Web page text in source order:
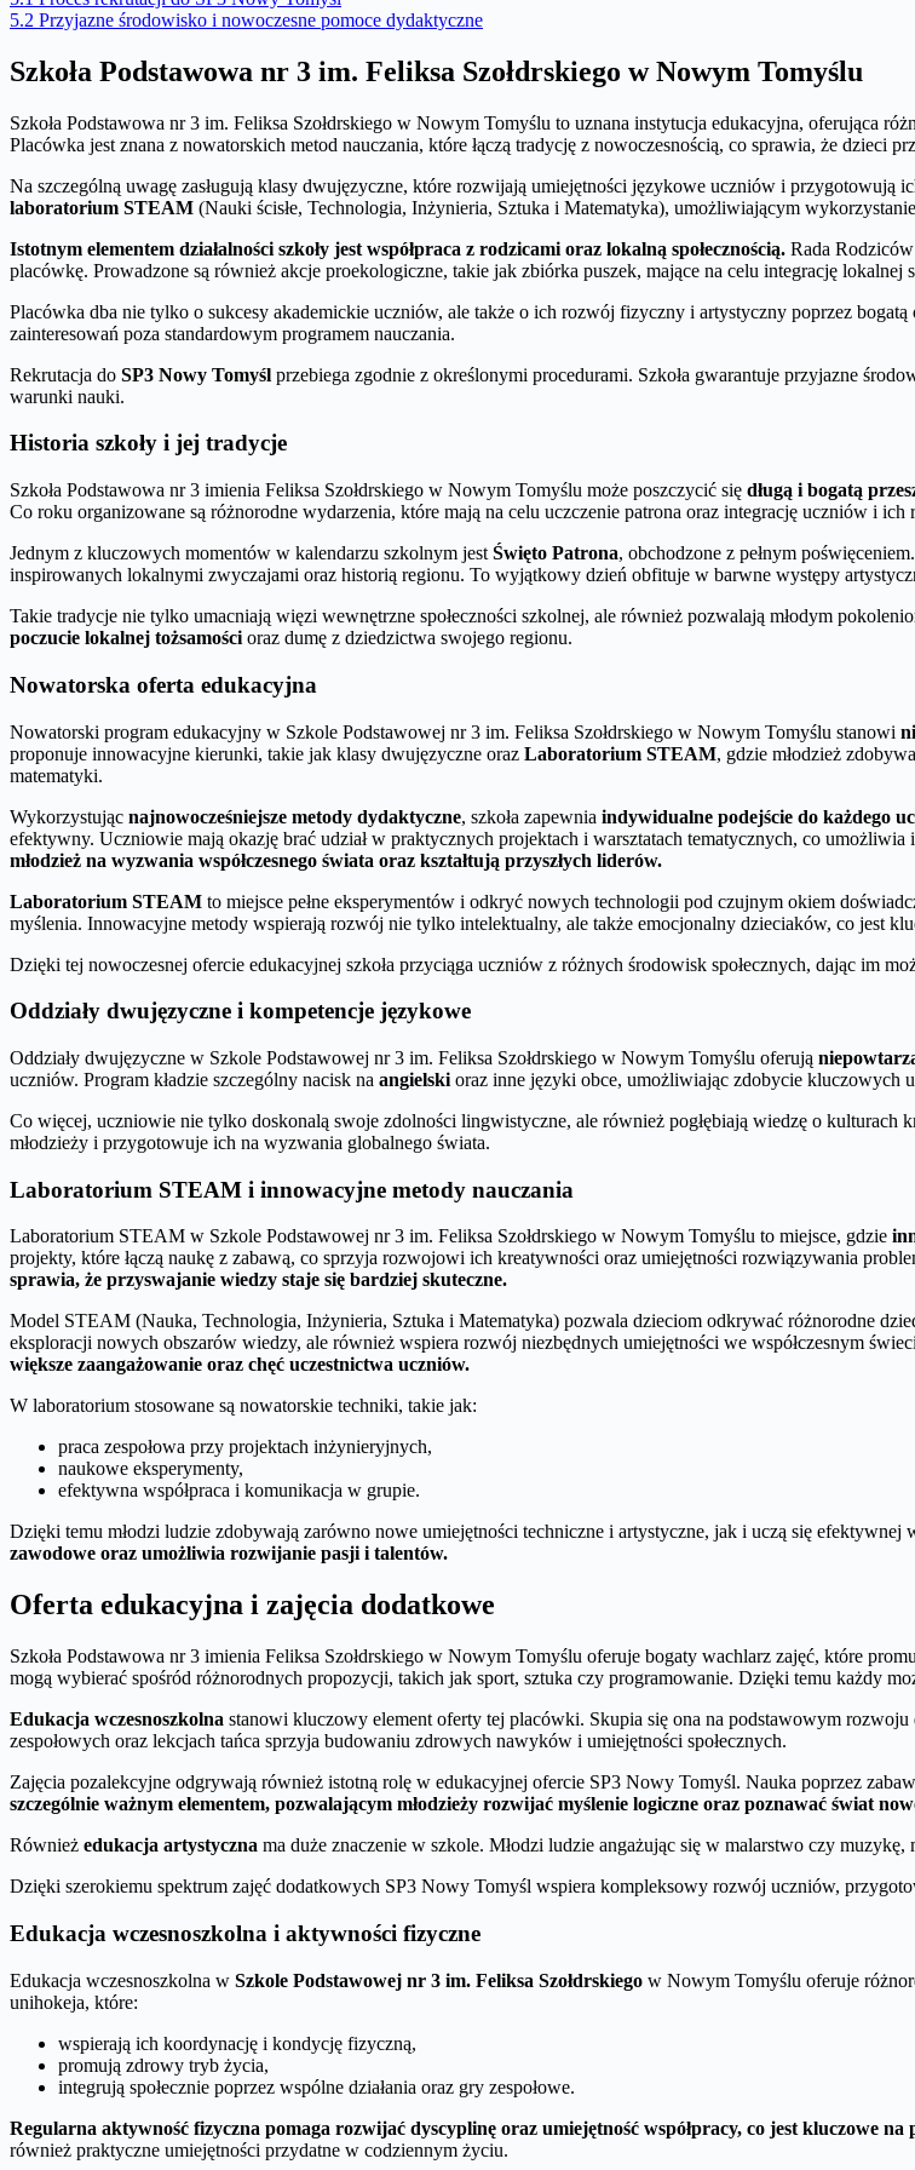
5.2 Przyjazne środowisko i nowoczesne pomoce dydaktyczne
Szkoła Podstawowa nr 3 im. Feliksa Szołdrskiego w Nowym Tomyślu
Szkoła Podstawowa nr 3 im. Feliksa Szołdrskiego w Nowym Tomyślu to uznana instytucja edukacyjna, oferująca
Placówka jest znana z nowatorskich metod nauczania, które łączą tradycję z nowoczesnością, co sprawia, że dzieci
Na szczególną uwagę zasługują klasy dwujęzyczne, które rozwijają umiejętności językowe uczniów i przygotowują
laboratorium STEAM (Nauki ścisłe, Technologia, Inżynieria, Sztuka i Matematyka), umożliwiającym
Istotnym elementem działalności szkoły jest współpraca z rodzicami oraz lokalną społecznością. Rada
placówkę. Prowadzone są również akcje proekologiczne, takie jak zbiórka puszek, mające na celu integrację lokalnej
Placówka dba nie tylko o sukcesy akademickie uczniów, ale także o ich rozwój fizyczny i artystyczny poprzez
zainteresowań poza standardowym programem nauczania.
Rekrutacja do SP3 Nowy Tomyśl przebiega zgodnie z określonymi procedurami. Szkoła gwarantuje przyjazne
warunki nauki.
Historia szkoły i jej tradycje
Szkoła Podstawowa nr 3 imienia Feliksa Szołdrskiego w Nowym Tomyślu może poszczycić się długą i bogatą
Co roku organizowane są różnorodne wydarzenia, które mają na celu uczczenie patrona oraz integrację uczniów i ich
Jednym z kluczowych momentów w kalendarzu szkolnym jest Święto Patrona, obchodzone z pełnym
inspirowanych lokalnymi zwyczajami oraz historią regionu. To wyjątkowy dzień obfituje w barwne występy
Takie tradycje nie tylko umacniają więzi wewnętrzne społeczności szkolnej, ale również pozwalają młodym
poczucie lokalnej tożsamości oraz dumę z dziedzictwa swojego regionu.
Nowatorska oferta edukacyjna
Nowatorski program edukacyjny w Szkole Podstawowej nr 3 im. Feliksa Szołdrskiego w Nowym Tomyślu stanowi
proponuje innowacyjne kierunki, takie jak klasy dwujęzyczne oraz Laboratorium STEAM, gdzie młodzież
matematyki.
Wykorzystując najnowocześniejsze metody dydaktyczne, szkoła zapewnia indywidualne podejście do każdego
efektywny. Uczniowie mają okazję brać udział w praktycznych projektach i warsztatach tematycznych, co
młodzież na wyzwania współczesnego świata oraz kształtują przyszłych liderów.
Laboratorium STEAM to miejsce pełne eksperymentów i odkryć nowych technologii pod czujnym okiem
myślenia. Innowacyjne metody wspierają rozwój nie tylko intelektualny, ale także emocjonalny dzieciaków, co jest
Dzięki tej nowoczesnej ofercie edukacyjnej szkoła przyciąga uczniów z różnych środowisk społecznych, dając im
Oddziały dwujęzyczne i kompetencje językowe
Oddziały dwujęzyczne w Szkole Podstawowej nr 3 im. Feliksa Szołdrskiego w Nowym Tomyślu oferują
uczniów. Program kładzie szczególny nacisk na angielski oraz inne języki obce, umożliwiając zdobycie kluczowych
Co więcej, uczniowie nie tylko doskonalą swoje zdolności lingwistyczne, ale również pogłębiają wiedzę o
młodzieży i przygotowuje ich na wyzwania globalnego świata.
Laboratorium STEAM i innowacyjne metody nauczania
Laboratorium STEAM w Szkole Podstawowej nr 3 im. Feliksa Szołdrskiego w Nowym Tomyślu to miejsce, gdzie
projekty, które łączą naukę z zabawą, co sprzyja rozwojowi ich kreatywności oraz umiejętności rozwiązywania
sprawia, że przyswajanie wiedzy staje się bardziej skuteczne.
Model STEAM (Nauka, Technologia, Inżynieria, Sztuka i Matematyka) pozwala dzieciom odkrywać różnorodne
eksploracji nowych obszarów wiedzy, ale również wspiera rozwój niezbędnych umiejętności we współczesnym
większe zaangażowanie oraz chęć uczestnictwa uczniów.
W laboratorium stosowane są nowatorskie techniki, takie jak:
praca zespołowa przy projektach inżynieryjnych,
naukowe eksperymenty,
efektywna współpraca i komunikacja w grupie.
Dzięki temu młodzi ludzie zdobywają zarówno nowe umiejętności techniczne i artystyczne, jak i uczą się efektywnej
zawodowe oraz umożliwia rozwijanie pasji i talentów.
Oferta edukacyjna i zajęcia dodatkowe
Szkoła Podstawowa nr 3 imienia Feliksa Szołdrskiego w Nowym Tomyślu oferuje bogaty wachlarz zajęć, które
mogą wybierać spośród różnorodnych propozycji, takich jak sport, sztuka czy programowanie. Dzięki temu każdy
Edukacja wczesnoszkolna stanowi kluczowy element oferty tej placówki. Skupia się ona na podstawowym
zespołowych oraz lekcjach tańca sprzyja budowaniu zdrowych nawyków i umiejętności społecznych.
Zajęcia pozalekcyjne odgrywają również istotną rolę w edukacyjnej ofercie SP3 Nowy Tomyśl. Nauka poprzez
szczególnie ważnym elementem, pozwalającym młodzieży rozwijać myślenie logiczne oraz poznawać świat
Również edukacja artystyczna ma duże znaczenie w szkole. Młodzi ludzie angażując się w malarstwo czy
Dzięki szerokiemu spektrum zajęć dodatkowych SP3 Nowy Tomyśl wspiera kompleksowy rozwój uczniów,
Edukacja wczesnoszkolna i aktywności fizyczne
Edukacja wczesnoszkolna w Szkole Podstawowej nr 3 im. Feliksa Szołdrskiego w Nowym Tomyślu oferuje
unihokeja, które:
wspierają ich koordynację i kondycję fizyczną,
promują zdrowy tryb życia,
integrują społecznie poprzez wspólne działania oraz gry zespołowe.
Regularna aktywność fizyczna pomaga rozwijać dyscyplinę oraz umiejętność współpracy, co jest kluczowe
również praktyczne umiejętności przydatne w codziennym życiu.